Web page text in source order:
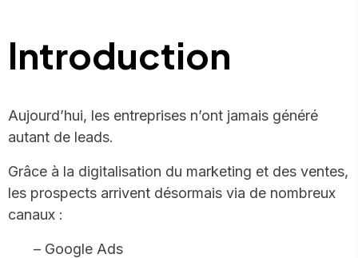
Introduction
Aujourd’hui, les entreprises n’ont jamais généré
autant de leads.
Grâce à la digitalisation du marketing et des ventes,
les prospects arrivent désormais via de nombreux
canaux :
– Google Ads